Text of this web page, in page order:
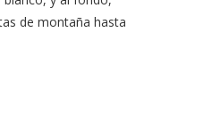
de montaña hasta